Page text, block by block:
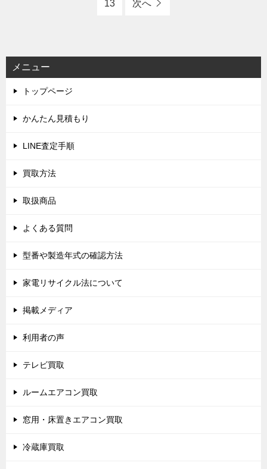
13 次へ
メニュー
トップページ
かんたん見積もり
LINE査定手順
買取方法
取扱商品
よくある質問
型番や製造年式の確認方法
家電リサイクル法について
掲載メディア
利用者の声
テレビ買取
ルームエアコン買取
窓用・床置きエアコン買取
冷蔵庫買取